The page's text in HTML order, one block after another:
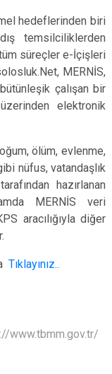
hedeflerinden biri
temsilciliklerden
süreçler e-İçişleri
MERNİS,
çalışan bir
elektronik
ölüm, evlenme,
nüfus, vatandaşlık
hazırlanan
MERNİS veri
aracılığıyla diğer
Tıklayınız..